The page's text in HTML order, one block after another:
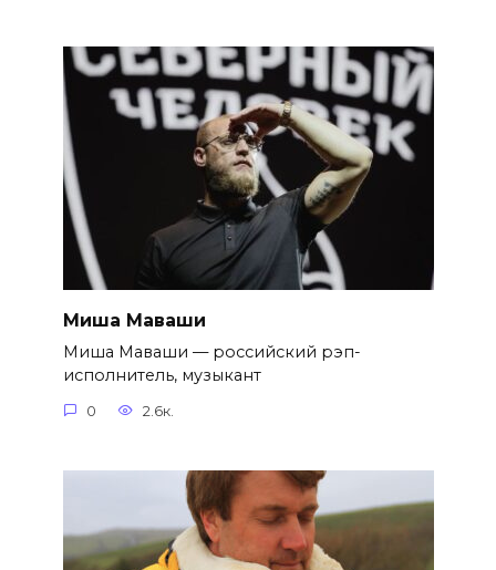
Миша Маваши
Миша Маваши — российский рэп-
исполнитель, музыкант
0 2.6к.